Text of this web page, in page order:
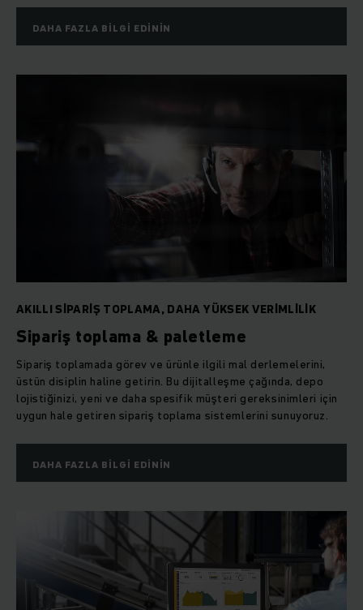
DAHA FAZLA BILGI EDININ
AKILLI SIPARIŞ TOPLAMA, DAHA YÜKSEK VERIMLILIK
Sipariş toplama & paletleme
Sipariş toplamada görev ve ürünle ilgili mal derlemelerini,
üstün disiplin haline getirin. Bu dijitalleşme çağında, depo
lojistiğinizi, yeni ve daha spesifik müşteri gereksinimleri için
uygun hale getiren sipariş toplama sistemlerini sunuyoruz.
DAHA FAZLA BILGI EDININ